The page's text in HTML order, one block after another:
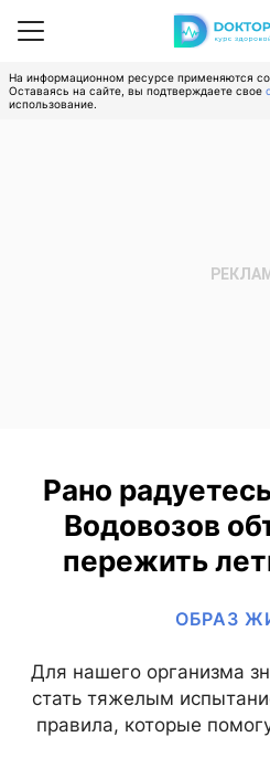
На информационном ресурсе применяются
Оставаясь на сайте, вы подтверждаете свое
использование.
Рано
Водовозов
пережить
ОБРАЗ
Для нашего организма
стать тяжелым
правила, которые